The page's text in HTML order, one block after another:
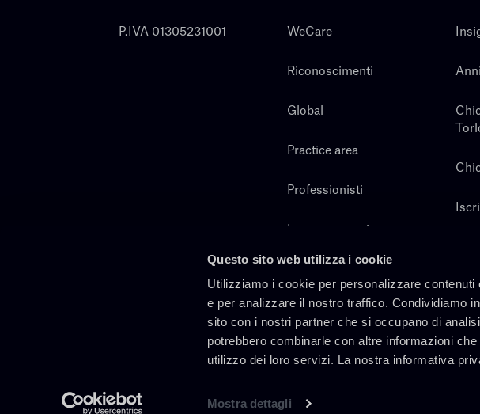
Questo sito web utilizza i cookie
Utilizziamo i cookie per personalizzare
e per analizzare il nostro traffico. Condividiamo
sito con i nostri partner che si occupano di
potrebbero combinarle con altre informazioni
utilizzo dei loro servizi. La nostra informativa
Mostra dettagli
P.IVA 01305231001 WeCare
Riconoscimenti
Global
Practice area
Professionisti
Lavora con noi